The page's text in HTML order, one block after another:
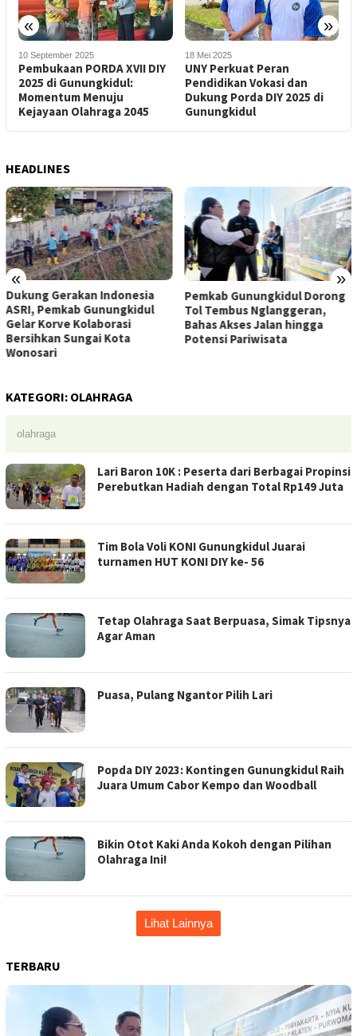
« »
10 September 2025
Pembukaan PORDA XVII DIY
2025 di Gunungkidul:
Momentum Menuju
Kejayaan Olahraga 2045
18 Mei 2025
UNY Perkuat Peran
Pendidikan Vokasi dan
Dukung Porda DIY 2025 di
Gunungkidul
HEADLINES
« »
Dukung Gerakan Indonesia
ASRI, Pemkab Gunungkidul
Gelar Korve Kolaborasi
Bersihkan Sungai Kota
Wonosari
Pemkab Gunungkidul Dorong
Tol Tembus Nglanggeran,
Bahas Akses Jalan hingga
Potensi Pariwisata
KATEGORI: OLAHRAGA
olahraga
Lari Baron 10K : Peserta dari Berbagai Propinsi
Perebutkan Hadiah dengan Total Rp149 Juta
Tim Bola Voli KONI Gunungkidul Juarai
turnamen HUT KONI DIY ke- 56
Tetap Olahraga Saat Berpuasa, Simak Tipsnya
Agar Aman
Puasa, Pulang Ngantor Pilih Lari
Popda DIY 2023: Kontingen Gunungkidul Raih
Juara Umum Cabor Kempo dan Woodball
Bikin Otot Kaki Anda Kokoh dengan Pilihan
Olahraga Ini!
Lihat Lainnya
TERBARU